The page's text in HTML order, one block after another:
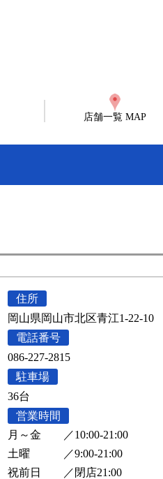
店舗一覧 MAP
住所
岡山県岡山市北区青江1-22-10
電話番号
086-227-2815
駐車場
36台
営業時間
月～金
／10:00-21:00
土曜
／9:00-21:00
祝前日
／ 閉店21:00